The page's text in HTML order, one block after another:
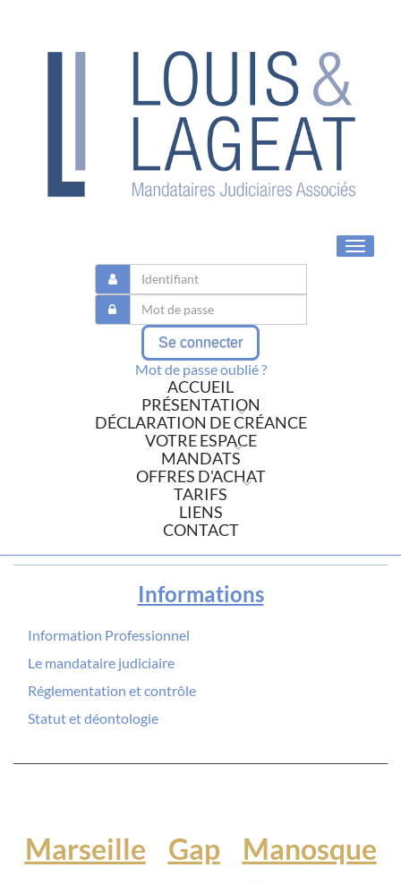
Toggle
Se connecter
Mot de passe oublié ?
ACCUEIL
PRÉSENTATION
DÉCLARATION DE CRÉANCE
VOTRE ESPACE
MANDATS
OFFRES D'ACHAT
TARIFS
LIENS
CONTACT
Informations
Information Professionnel
Le mandataire judiciaire
Réglementation et contrôle
Statut et déontologie
Marseille Gap Manosque